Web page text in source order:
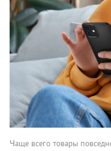
Чаще всего товары